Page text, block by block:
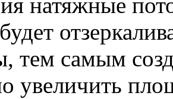
тем самым
увеличить